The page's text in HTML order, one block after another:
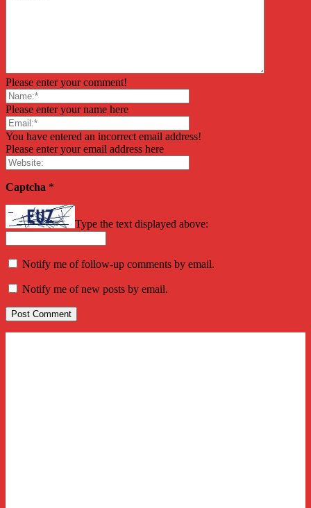
Please enter your comment!
Please enter your name here
You have entered an incorrect email address!
Please enter your email address here
Captcha *
Type the text displayed above:
Notify me of follow-up comments by email.
Notify me of new posts by email.